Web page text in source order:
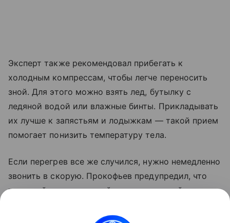
Эксперт также рекомендовал прибегать к
холодным компрессам, чтобы легче переносить
зной. Для этого можно взять лед, бутылку с
ледяной водой или влажные бинты. Прикладывать
их лучше к запястьям и лодыжкам — такой прием
помогает понизить температуру тела.
Если перегрев все же случился, нужно немедленно
звонить в скорую. Прокофьев предупредил, что
тепловой или солнечный удар — это крайне
срочная помощь специалистов.